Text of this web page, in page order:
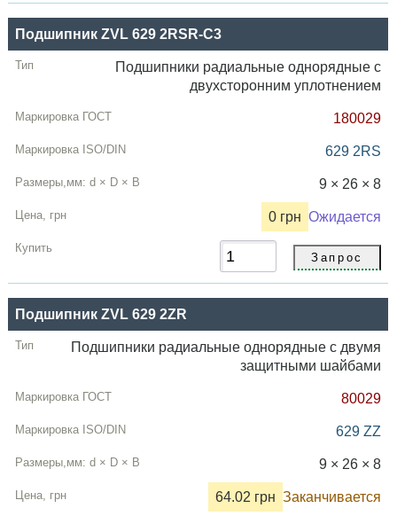
Подшипник ZVL 629 2RSR-C3
Подшипники радиальные однорядные с
двухсторонним уплотнением
180029
629 2RS
9 × 26 × 8
0 грн Ожидается
Подшипник ZVL 629 2ZR
Подшипники радиальные однорядные с двумя
защитными шайбами
80029
629 ZZ
9 × 26 × 8
64.02 грн Заканчивается